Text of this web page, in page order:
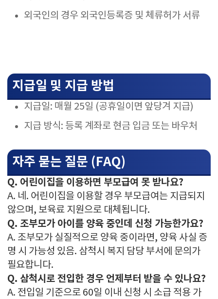
외국인의 경우 외국인등록증 및 체류허가 서류
지급일 및 지급 방법
지급일: 매월 25일 (공휴일이면 앞당겨 지급)
지급 방식: 등록 계좌로 현금 입금 또는 바우처
자주 묻는 질문 (FAQ)
Q. 어린이집을 이용하면 부모급여 못 받나요?
A. 네. 어린이집을 이용할 경우 부모급여는 지급되지
않으며, 보육료 지원으로 대체됩니다.
Q. 조부모가 아이를 양육 중인데 신청 가능한가요?
A. 조부모가 실질적으로 양육 중이라면, 양육 사실 증
명 시 가능성 있음. 삼척시 복지 담당 부서에 문의가
필요합니다.
Q. 삼척시로 전입한 경우 언제부터 받을 수 있나요?
A. 전입일 기준으로 60일 이내 신청 시 소급 적용 가